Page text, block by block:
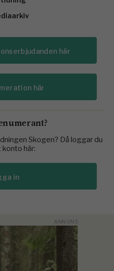
här
här
Skogen? Då loggar du
konto här:
in